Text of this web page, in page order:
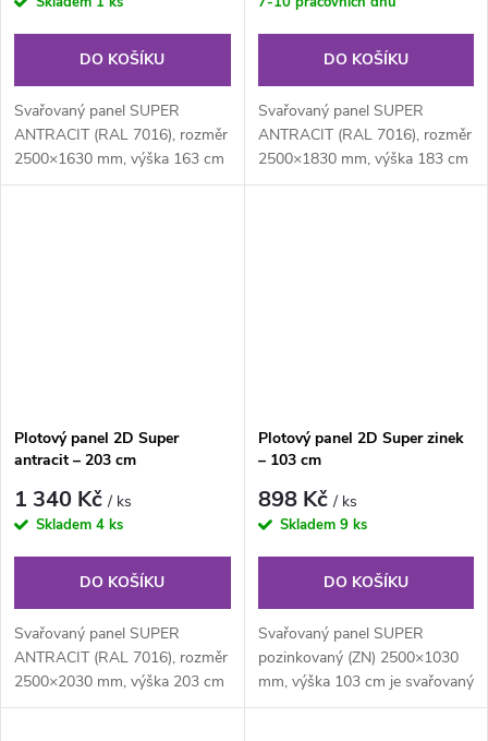
DO KOŠÍKU
Svařovaný panel SUPER
ANTRACIT (RAL 7016), rozměr
2500×1630 mm, výška 163 cm
je svařovaný plotový panel o
DO KOŠÍKU
Svařovaný panel SUPER
ANTRACIT (RAL 7016), rozměr
2500×1830 mm, výška 183 cm
je svařovaný plotový panel o
Plotový panel 2D Super
antracit – 203 cm
1 340 Kč/ ks
Skladem 4 ks
DO KOŠÍKU
Svařovaný panel SUPER
ANTRACIT (RAL 7016), rozměr
2500×2030 mm, výška 203 cm
je svařovaný plotový panel o
Plotový panel 2D Super zinek
– 103 cm
898 Kč/ ks
Skladem 9 ks
DO KOŠÍKU
Svařovaný panel SUPER
pozinkovaný (ZN) 2500×1030
mm, výška 103 cm je svařovaný
pozinkovaný plotový panel o